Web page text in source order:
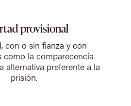
provisional
con o sin fianza y con
como la comparecencia
alternativa preferente a la
prisión.